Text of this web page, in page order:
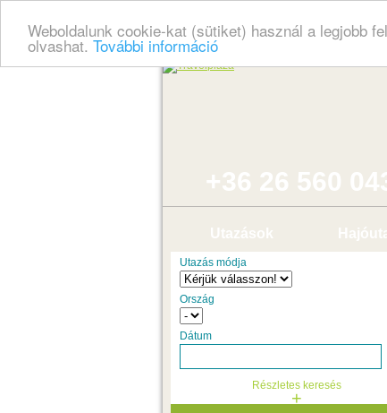
Weboldalunk cookie-kat (sütiket) használ a legjobb
olvashat. További információ
+36 26 560
Utazások
Utazás módja
Ország
Dátum
Részletes keresés
+